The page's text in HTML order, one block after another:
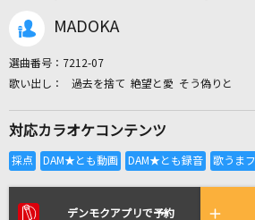
全国りれき
リアルタイムで歌われてい
MADOKA
選曲番号： 7212-07
過去を捨て 絶望と愛 そう偽りと
対応カラオケコンテンツ
デンモクアプリで予約